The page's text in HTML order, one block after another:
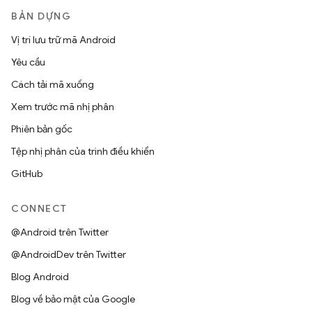
BẢN DỰNG
Vị trí lưu trữ mã Android
Yêu cầu
Cách tải mã xuống
Xem trước mã nhị phân
Phiên bản gốc
Tệp nhị phân của trình điều khiển
GitHub
CONNECT
@Android trên Twitter
@AndroidDev trên Twitter
Blog Android
Blog về bảo mật của Google